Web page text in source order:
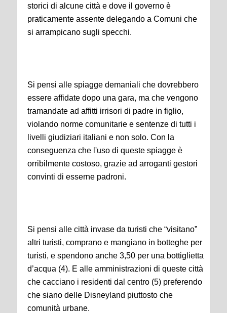
storici di alcune città e dove il governo è
praticamente assente delegando a Comuni che
si arrampicano sugli specchi.
Si pensi alle spiagge demaniali che dovrebbero
essere affidate dopo una gara, ma che vengono
tramandate ad affitti irrisori di padre in figlio,
violando norme comunitarie e sentenze di tutti i
livelli giudiziari italiani e non solo. Con la
conseguenza che l'uso di queste spiagge è
orribilmente costoso, grazie ad arroganti gestori
convinti di esserne padroni.
Si pensi alle città invase da turisti che “visitano”
altri turisti, comprano e mangiano in botteghe per
turisti, e spendono anche 3,50 per una bottiglietta
d’acqua (4). E alle amministrazioni di queste città
che cacciano i residenti dal centro (5) preferendo
che siano delle Disneyland piuttosto che
comunità urbane.